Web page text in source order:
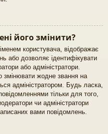
його змінити?
користувача, відображає
або дозволяє ідентифікувати
або адміністратори.
змінювати жодне звання на
адміністратором. Будь ласка,
тільки для того,
чи адміністратори
вами повідомлень.